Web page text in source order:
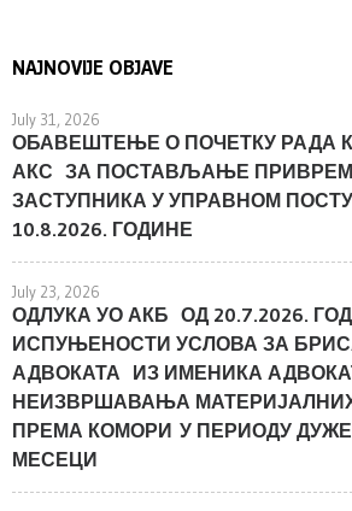
NAJNOVIJE OBJAVE
July 31, 2026
ОБАВЕШТЕЊЕ О ПОЧЕТКУ РАДА
АКС ЗА ПОСТАВЉАЊЕ
ЗАСТУПНИКА У УПРАВНОМ
10.8.2026. ГОДИНЕ
July 23, 2026
ОДЛУКА УО АКБ ОД 20.7.2026.
ИСПУЊЕНОСТИ УСЛОВА ЗА
АДВОКАТА ИЗ ИМЕНИКА
НЕИЗВРШАВАЊА
ПРЕМА КОМОРИ У ПЕРИОДУ
МЕСЕЦИ